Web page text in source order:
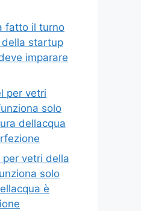
fatto il turno
startup
imparare
per vetri
solo
dellacqua
vetri della
solo
è